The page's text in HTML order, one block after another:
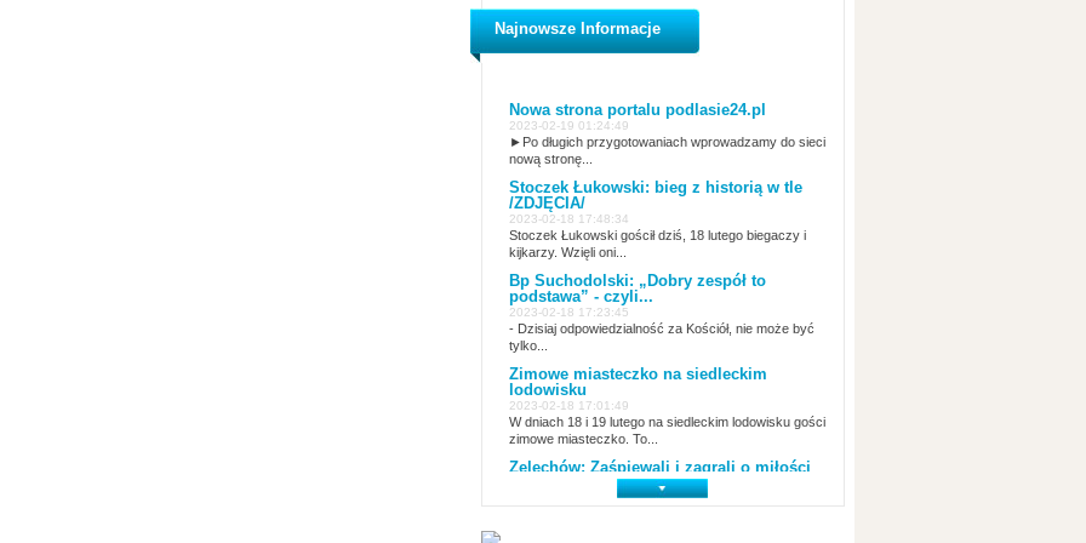
Najnowsze Informacje
Nowa strona portalu podlasie24.pl
2023-02-19 01:24:49
►Po długich przygotowaniach wprowadzamy do sieci
nową stronę...
Stoczek Łukowski: bieg z historią w tle
/ZDJĘCIA/
2023-02-18 17:48:34
Stoczek Łukowski gościł dziś, 18 lutego biegaczy i
kijkarzy. Wzięli oni...
Bp Suchodolski: „Dobry zespół to
podstawa” - czyli...
2023-02-18 17:23:45
- Dzisiaj odpowiedzialność za Kościół, nie może być
tylko...
Zimowe miasteczko na siedleckim
lodowisku
2023-02-18 17:01:49
W dniach 18 i 19 lutego na siedleckim lodowisku gości
zimowe miasteczko. To...
Żelechów: Zaśpiewali i zagrali o miłości
2023-02-18 14:00:45
15 lutego w Miejsko-Gminnym Ośrodku Kultury w